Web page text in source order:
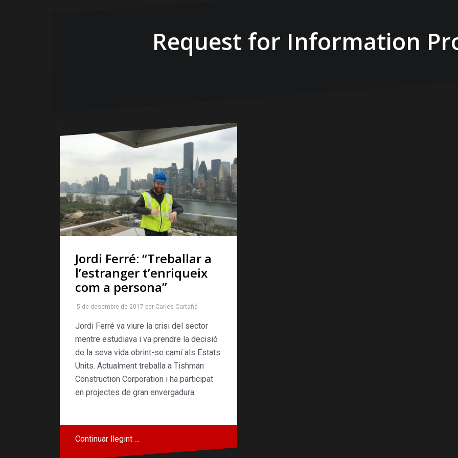
Request for Information
Jordi Ferré: “Treballar a
l’estranger t’enriqueix
com a persona”
5 de desembre de 2017 per Carles Cartañá
Jordi Ferré va viure la crisi del sector
mentre estudiava i va prendre la decisió
de la seva vida obrint-se camí als Estats
Units. Actualment treballa a Tishman
Construction Corporation i ha participat
en projectes de gran envergadura.
Continuar llegint …